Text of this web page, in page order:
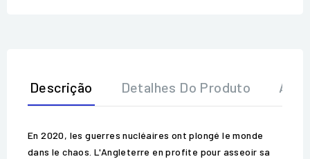
Descrição Detalhes Do Produto
En 2020, les guerres nucléaires ont plongé le monde
dans le chaos. L'Angleterre en profite pour asseoir sa